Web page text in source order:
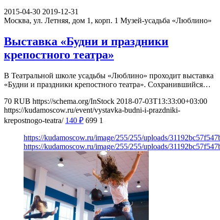
2015-04-30 2019-12-31
Москва, ул. Летняя, дом 1, корп. 1 Музей-усадьба «Люблино»
Выставка «Будни и праздники
крепостного театра»
В Театральной школе усадьбы «Люблино» проходит выставка
«Будни и праздники крепостного театра». Сохранившийся…
70 RUB https://schema.org/InStock 2018-07-03T13:33:00+03:00
https://kudamoscow.ru/event/vystavka-budni-i-prazdniki-
krepostnogo-teatra/ 140 ₽ 699 1
https://kudamoscow.ru/image/255/255/uploads/
https://kudamoscow.ru/image/255/255/uploads/